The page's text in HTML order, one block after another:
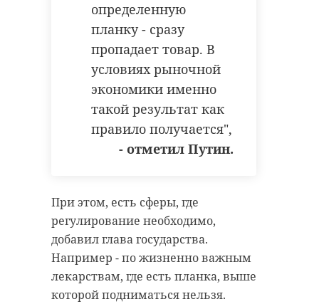
определенную
планку - сразу
пропадает товар. В
условиях рыночной
экономики именно
такой результат как
правило получается",
- отметил Путин.
При этом, есть сферы, где
регулирование необходимо,
добавил глава государства.
Например - по жизненно важным
лекарствам, где есть планка, выше
которой подниматься нельзя.